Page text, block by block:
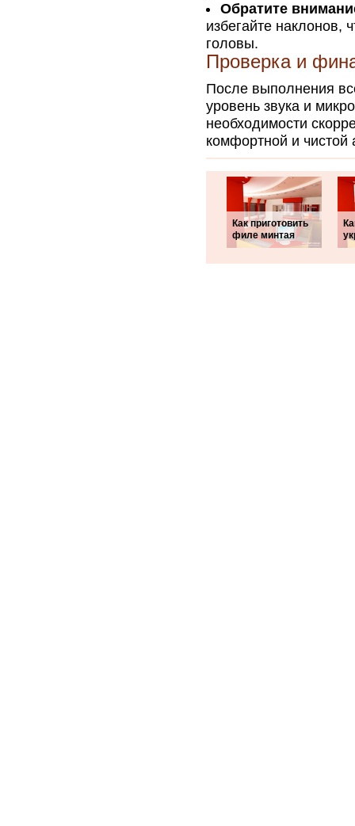
Обратите
избегайте наклонов,
головы.
Проверка и
После выполнения
уровень звука и
необходимости
комфортной и чистой
Как приготовить
филе минтая